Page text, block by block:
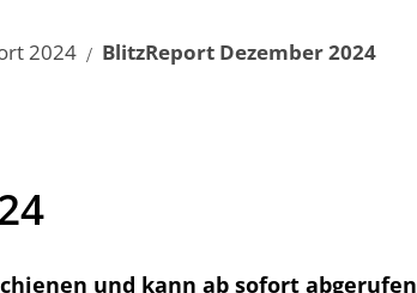
2024 BlitzReport Dezember 2024
und kann ab sofort abgerufen